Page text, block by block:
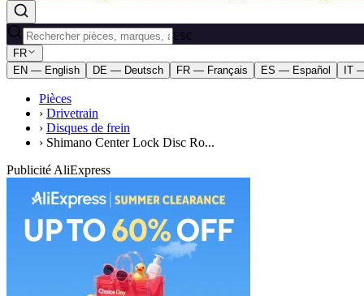
ESC
FR
EN — English
DE — Deutsch FR — Français ES — Español IT
Pièces
› Drivetrain
› Disques de frein
› Shimano Center Lock Disc Ro...
Publicité AliExpress